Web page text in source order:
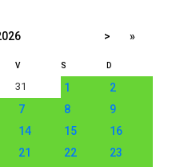
> »
V S D
31 1
2
7 8
9
14 15
16
21 22
23